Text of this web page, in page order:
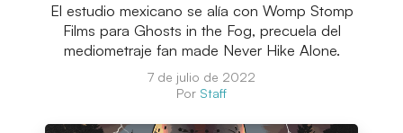
El estudio mexicano se alía con Womp Stomp
Films para Ghosts in the Fog, precuela del
mediometraje fan made Never Hike Alone.
7 de julio de 2022
Por Staff